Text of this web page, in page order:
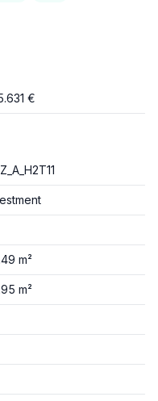
€
m²
m²